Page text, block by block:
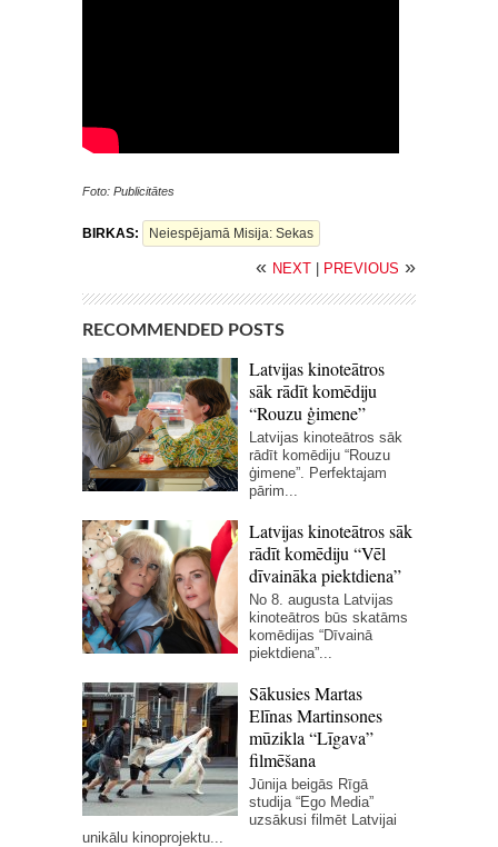
Foto: Publicitātes
BIRKAS: Neiespējamā Misija: Sekas
« NEXT PREVIOUS »
RECOMMENDED POSTS
Latvijas kinoteātros
sāk rādīt komēdiju
“Rouzu ģimene”
Latvijas kinoteātros sāk
rādīt komēdiju “Rouzu
ģimene”. Perfektajam
pārim...
Latvijas kinoteātros sāk
rādīt komēdiju “Vēl
dīvaināka piektdiena”
No 8. augusta Latvijas
kinoteātros būs skatāms
komēdijas “Dīvainā
piektdiena”...
Sākusies Martas
Elīnas Martinsones
mūzikla “Līgava”
filmēšana
Jūnija beigās Rīgā
studija “Ego Media”
uzsākusi filmēt Latvijai
unikālu kinoprojektu...